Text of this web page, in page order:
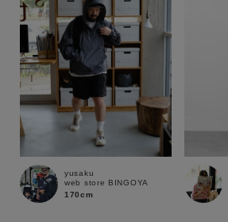
yusaku
web store BINGOYA
170cm